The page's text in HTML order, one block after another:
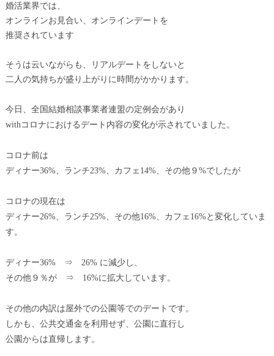
婚活業界では、
オンラインお見合い、オンラインデートを
推奨されています
そうは云いながらも、リアルデートをしないと
二人の気持ちが盛り上がりに時間がかかります。
今日、全国結婚相談事業者連盟の定例会があり
withコロナにおけるデート内容の変化が示されていました。
コロナ前は
ディナー36%、ランチ23%、カフェ14%、その他９%でしたが
コロナの現在は
ディナー26%、ランチ25%、その他16%、カフェ16%と変化していま
す。
ディナー36% ⇒ 26% に減少し、
その他９％が ⇒ 16%に拡大しています。
その他の内訳は屋外での公園等でのデートです。
しかも、公共交通金を利用せず、公園に直行し
公園からは直帰します。